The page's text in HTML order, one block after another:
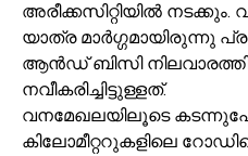
അരീക്കസിറ്റിയിൽ
യാത്ര മാർഗ്ഗമായിരുന്നു
ആൻഡ് ബിസി
നവീകരിച്ചിട്ടുള്ളത്.
വനമേഖലയിലൂടെ
കിലോമീറ്ററുകളിലെ